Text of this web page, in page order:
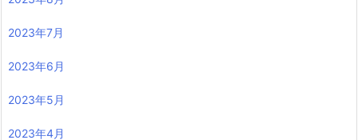
2023年7月
2023年6月
2023年5月
2023年4月